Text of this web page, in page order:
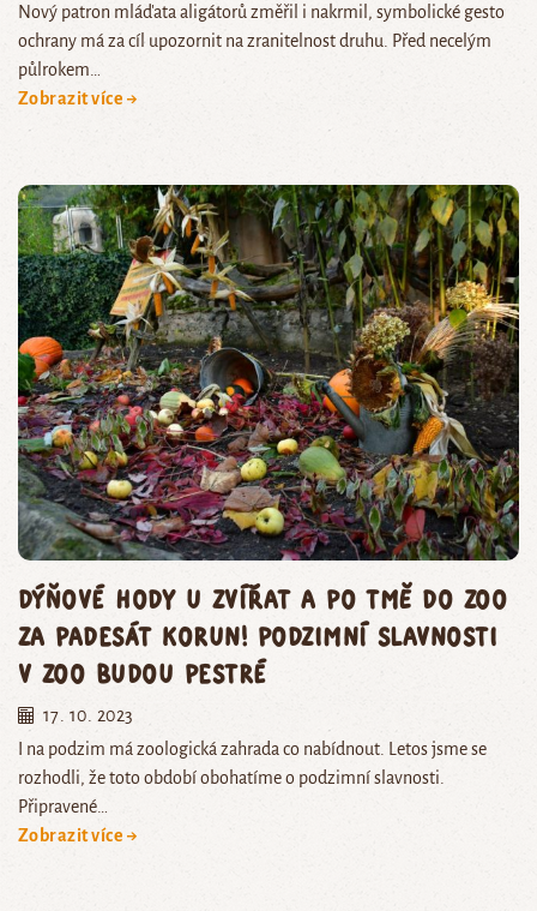
Nový patron mláďata aligátorů změřil i nakrmil, symbolické gesto
ochrany má za cíl upozornit na zranitelnost druhu. Před necelým
půlrokem…
Zobrazit více →
Dýňové hody u zvířat a po tmě do zoo
za padesát korun! Podzimní slavnosti
v zoo budou pestré
17. 10. 2023
I na podzim má zoologická zahrada co nabídnout. Letos jsme se
rozhodli, že toto období obohatíme o podzimní slavnosti.
Připravené…
Zobrazit více →